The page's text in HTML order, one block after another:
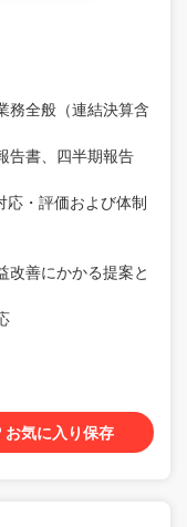
務全般（連結決算含
告書、四半期報告
応・評価および体制
改善にかかる提案と
お気に入り保存